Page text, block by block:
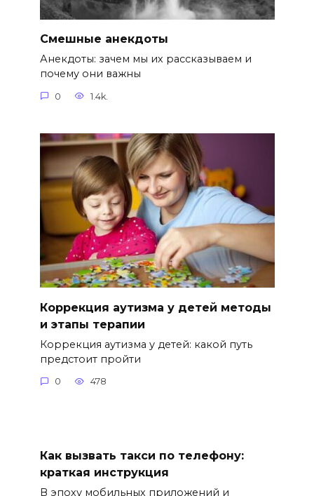
Смешные анекдоты
Анекдоты: зачем мы их рассказываем и
почему они важны
0 1.4k.
Коррекция аутизма у детей методы
и этапы терапии
Коррекция аутизма у детей: какой путь
предстоит пройти
0 478
Как вызвать такси по телефону:
краткая инструкция
В эпоху мобильных приложений и